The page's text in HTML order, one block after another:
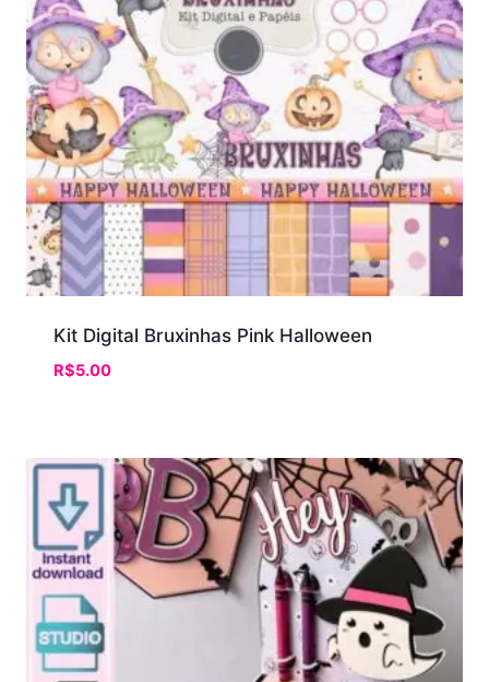
Kit Digital Bruxinhas Pink Halloween
R$5.00